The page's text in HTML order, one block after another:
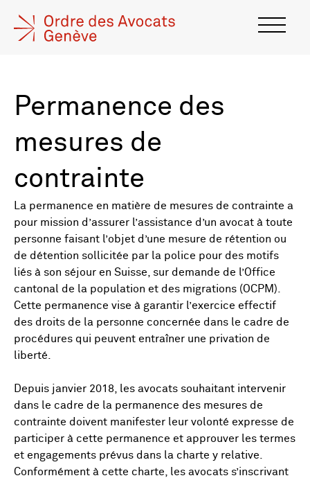
Permanence des
mesures de
contrainte
La permanence en matière de mesures de contrainte a
pour mission d’assurer l’assistance d’un avocat à toute
personne faisant l’objet d’une mesure de rétention ou
de détention sollicitée par la police pour des motifs
liés à son séjour en Suisse, sur demande de l’Office
cantonal de la population et des migrations (OCPM).
Cette permanence vise à garantir l’exercice effectif
des droits de la personne concernée dans le cadre de
procédures qui peuvent entraîner une privation de
liberté.
Depuis janvier 2018, les avocats souhaitant intervenir
dans le cadre de la permanence des mesures de
contrainte doivent manifester leur volonté expresse de
participer à cette permanence et approuver les termes
et engagements prévus dans la charte y relative.
Conformément à cette charte, les avocats s’inscrivant